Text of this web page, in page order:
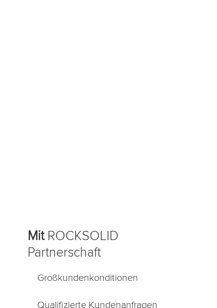
MitROCKSOLID
Partnerschaft
Großkundenkonditionen
Qualifizierte Kundenanfragen